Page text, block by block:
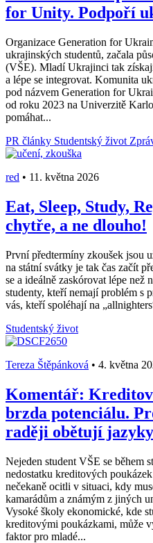
for Unity. Podpoří
Organizace Generation for
ukrajinských studentů, začala
(VŠE). Mladí Ukrajinci tak
a lépe se integrovat. Komunita
pod názvem Generation for
od roku 2023 na Univerzitě
pomáhat...
PR články Studentský život
red • 11. května 2026
Eat, Sleep, Study,
chytře, a ne dlouho!
První předtermíny zkoušek jsou
na státní svátky je tak čas začít
se a ideálně zaskórovat lépe
studenty, kteří nemají problém s
vás, kteří spoléhají na
Studentský život
Tereza Štěpánková • 4. května
Komentář:
brzda potenciálu.
raději obětují
Nejeden student VŠE se během
nedostatku kreditových
nečekaně ocitli v situaci, kdy
kamarádům a známým z jiných
Vysoké školy ekonomické, kde
kreditovými poukázkami, může
faktor pro mladé...